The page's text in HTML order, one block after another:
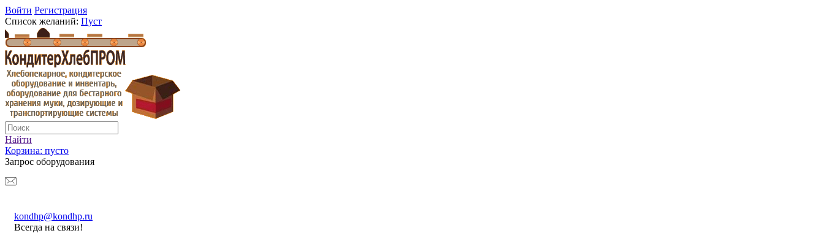
Войти Регистрация
Список желаний: Пуст
Найти
Корзина: пусто
Запрос оборудования
kondhp@kondhp.ru
Всегда на связи!